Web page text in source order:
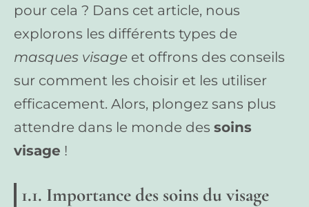
pour cela ? Dans cet article, nous
explorons les différents types de
masques visage et offrons des conseils
sur comment les choisir et les utiliser
efficacement. Alors, plongez sans plus
attendre dans le monde des soins
visage !
1.1. Importance des soins du visage